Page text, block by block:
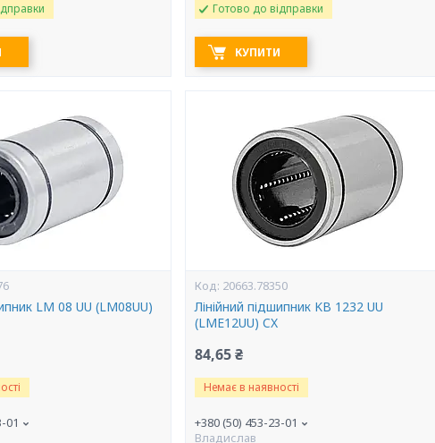
Готово до відправки
КУПИТИ
LM 08 UU (LM08UU)
01
20663.78350
Лінійний підшипник KB 1232 UU
(LME12UU) CX
84,65 ₴
Немає в наявності
+380 (50) 453-23-01
Владислав